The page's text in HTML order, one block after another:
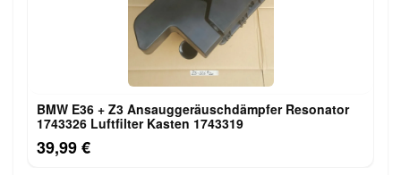
BMW E36 + Z3 Ansauggeräuschdämpfer Resonator
1743326 Luftfilter Kasten 1743319
39,99 €